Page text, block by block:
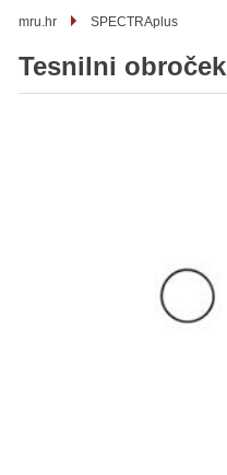
mru.hr SPECTRAplus
Tesnilni